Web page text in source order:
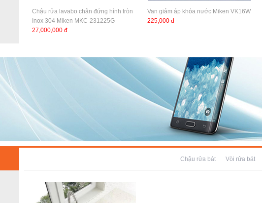
Chậu rửa lavabo chân đứng hình tròn
Inox 304 Miken MKC-231225G
27,000,000 đ
Van giảm áp khóa nước Miken VK16W
225,000 đ
Chậu rửa bát Vòi rửa bát